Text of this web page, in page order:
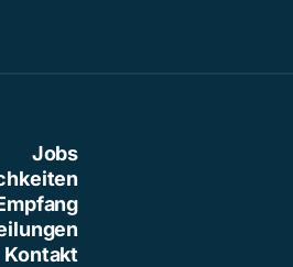
Jobs
Kontakt